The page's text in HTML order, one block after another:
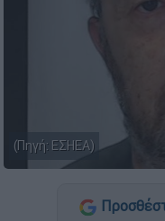
(Πηγή: ΕΣΗΕΑ)